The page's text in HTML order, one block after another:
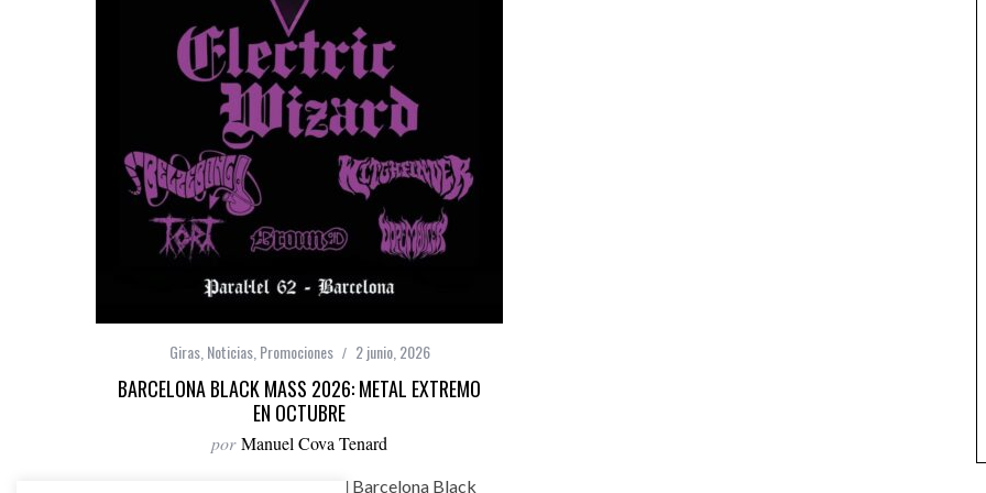
Giras, Noticias, Promociones 2 junio, 2026
BARCELONA BLACK MASS 2026: METAL EXTREMO
EN OCTUBRE
por Manuel Cova Tenard
Electric Wizard encabezará el Barcelona Black